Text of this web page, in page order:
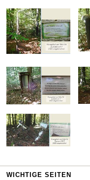
WICHTIGE SEITEN